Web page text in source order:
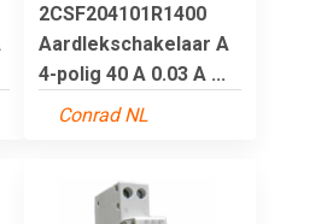
2CSF204101R1400
Aardlekschakelaar A
4-polig 40 A 0.03 A ...
Conrad NL